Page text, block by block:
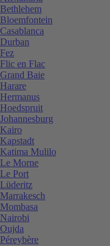
Bethlehem
Bloemfontein
Casablanca
Durban
Fez
Flic en Flac
Grand Baie
Harare
Hermanus
Hoedspruit
Johannesburg
Kairo
Kapstadt
Katima Mulilo
Le Morne
Le Port
Lüderitz
Marrakesch
Mombasa
Nairobi
Oujda
Péreybère